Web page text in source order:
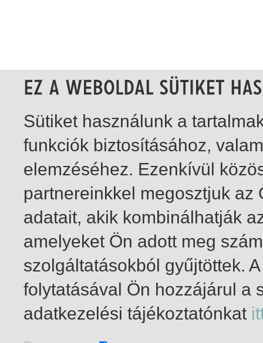
1-2 / insgesamt 2 Treffer
Sütiket használunk a
funkciók biztosításához,
elemzéséhez. Ezenkívül
partnereinkkel megosztjuk
adatait, akik kombinálhatják
amelyeket Ön adott meg
szolgáltatásokból gyűjtöttek.
folytatásával Ön hozzájárul a
adatkezelési tájékoztatónkat